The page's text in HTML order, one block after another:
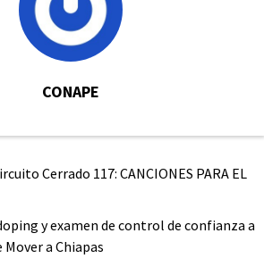
CONAPE
Cerrado 117: CANCIONES PARA EL
y examen de control de confianza a
a Chiapas